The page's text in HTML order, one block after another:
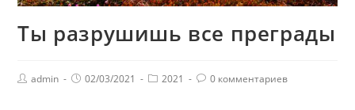
Ты разрушишь все преграды
admin 02/03/2021 2021 0 комментариев